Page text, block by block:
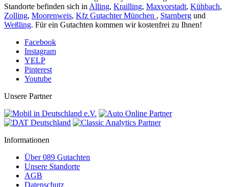
Standorte befinden sich in Alling, Krailling, Maxvorstadt, Kühbach,
Zolling, Moorenweis, Kfz Gutachter München , Starnberg und
Weßling. Für ein Gutachten kommen wir kostenfrei zu Ihnen!
Facebook
Instagram
YELP
Pinterest
Youtube
Unsere Partner
Informationen
Über 089 Gutachten
Unsere Standorte
AGB
Datenschutz